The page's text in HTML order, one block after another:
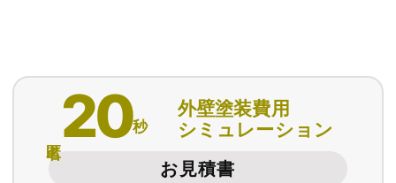
20秒
外壁塗装費用
シミュレーション
お見積書